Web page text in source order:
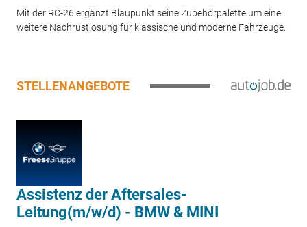
Mit der RC-26 ergänzt Blaupunkt seine Zubehörpalette um eine
weitere Nachrüstlösung für klassische und moderne Fahrzeuge.
STELLENANGEBOTE
Assistenz der Aftersales-
Leitung(m/w/d) - BMW & MINI